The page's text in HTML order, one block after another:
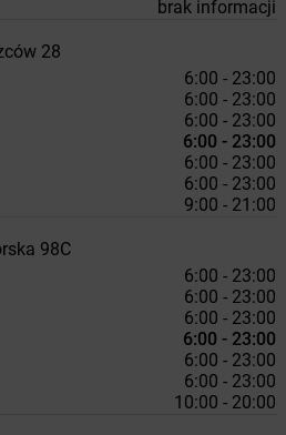
brak informacji
28
6:00 - 23:00
6:00 - 23:00
6:00 - 23:00
6:00 - 23:00
6:00 - 23:00
6:00 - 23:00
9:00 - 21:00
98C
6:00 - 23:00
6:00 - 23:00
6:00 - 23:00
6:00 - 23:00
6:00 - 23:00
6:00 - 23:00
10:00 - 20:00